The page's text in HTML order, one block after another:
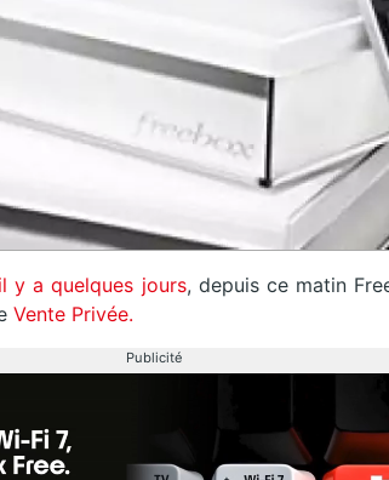
y a quelques jours, depuis ce matin
Vente Privée.
Publicité